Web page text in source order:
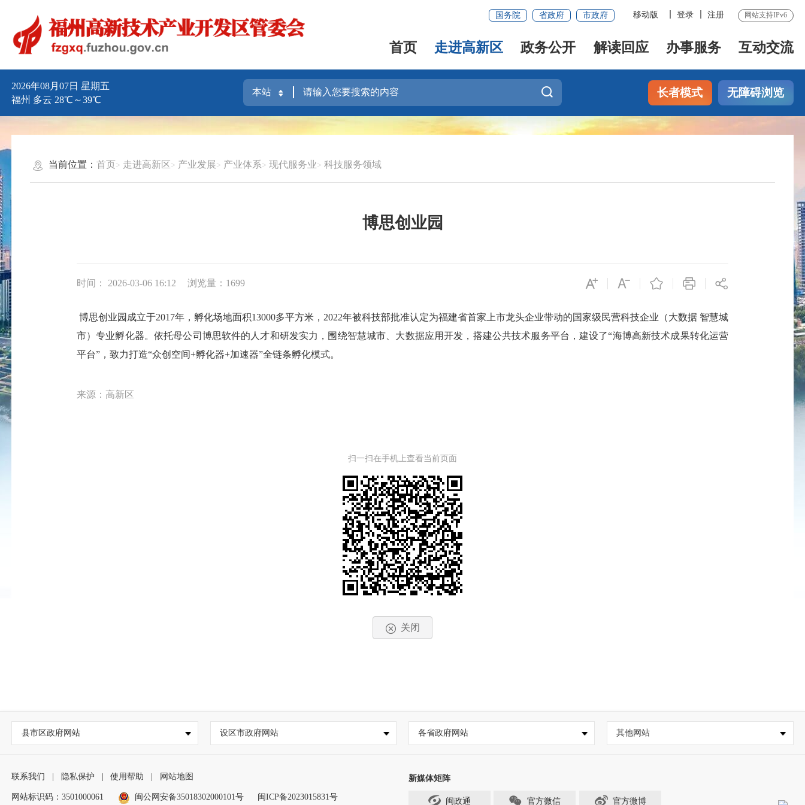
国务院 省政府 市政府 移动版 登录 注册 网站支持IPv6
首页 走进高新区 政务公开 解读回应 办事服务 互动交流
2026年08月07日 星期五
福州 多云 28℃～39℃
长者模式 无障碍浏览
当前位置： 首页 走进高新区 产业发展 产业体系 现代服务业 科技服务领域
博思创业园
时间： 2026-03-06 16:12 浏览量：1699
博思创业园成立于2017年，孵化场地面积13000多平方米，2022年被科技部批准认定为福建省首家上市龙头企业带动的国家级民营科技企业（大数据 智慧城
市）专业孵化器。依托母公司博思软件的人才和研发实力，围绕智慧城市、大数据应用开发，搭建公共技术服务平台，建设了“海博高新技术成果转化运营
平台”，致力打造“众创空间+孵化器+加速器”全链条孵化模式。
来源：高新区
扫一扫在手机上查看当前页面
关闭
县市区政府网站 设区市政府网站 各省政府网站 其他网站
联系我们 隐私保护 使用帮助 网站地图
网站标识码：3501000061 闽公网安备35018302000101号 闽ICP备2023015831号
新媒体矩阵
闽政通 官方微信 官方微博